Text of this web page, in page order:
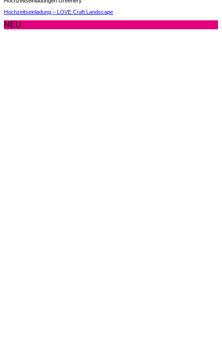
Hochzeitseinladung – LOVE Craft Landscape
NEU